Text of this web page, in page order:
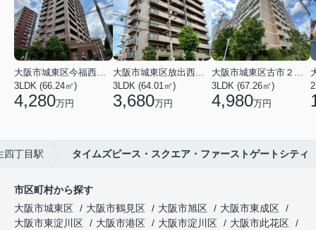
大阪市城東区今福西６丁目
3LDK (66.24㎡)
4,280万円
大阪市城東区放出西１丁目
3LDK (64.01㎡)
3,680万円
大阪市城東区古市２丁目
3LDK (67.26㎡)
4,980万円
四丁目駅 タイムズピース・スクエア・ファーストゲートシティ
市区町村から探す
大阪市城東区
大阪市鶴見区 大阪市旭区
大阪市東成区
大阪市東淀川区
大阪市港区 大阪市淀川区
大阪市此花区